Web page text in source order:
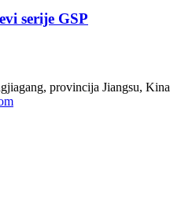
serije GSP
provincija Jiangsu, Kina